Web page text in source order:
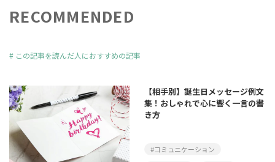
RECOMMENDED
# この記事を読んだ人におすすめの記事
【相手別】誕生日メッセージ例文
集！おしゃれで心に響く一言の書
き方
#コミュニケーション